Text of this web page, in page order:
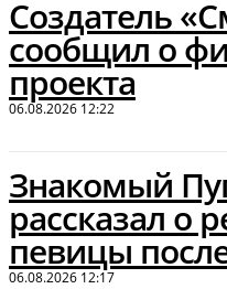
Создатель
сообщил о
проекта
06.08.2026 12:22
Знакомый
рассказал о
певицы
06.08.2026 12:17